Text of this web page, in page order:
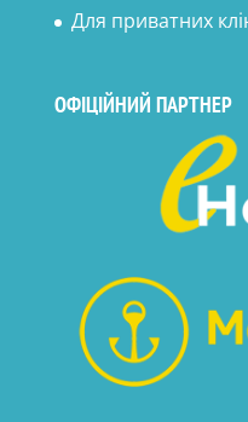
Для приватних
ОФІЦІЙНИЙ ПАРТНЕР